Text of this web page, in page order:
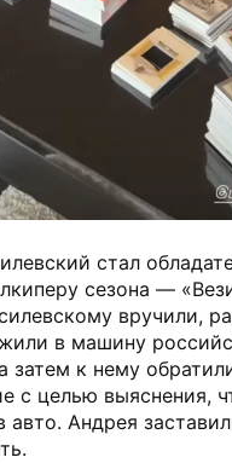
стал
сезона —
вручили,
в машину
затем к нему
с целью выяснения,
авто. Андрея